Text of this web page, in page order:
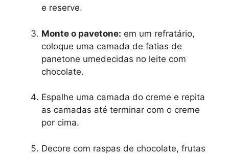
e reserve.
Monte o pavetone: em um refratário,
coloque uma camada de fatias de
panetone umedecidas no leite com
chocolate.
Espalhe uma camada do creme e repita
as camadas até terminar com o creme
por cima.
Decore com raspas de chocolate, frutas